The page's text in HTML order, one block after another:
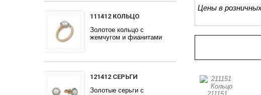
111412 КОЛЬЦО
Золотое кольцо с
жемчугом и фианитами
121412 СЕРЬГИ
Золотые серьги с
Цены в